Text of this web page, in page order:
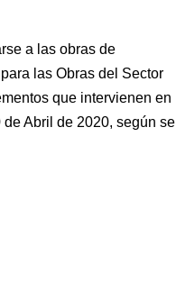
a las obras de
las Obras del Sector
que intervienen en
Abril de 2020, según se